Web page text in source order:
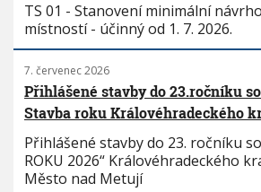
TS 01 - Stanovení minimální
místností - účinný od 1. 7. 2026.
7. červenec 2026
Přihlášené stavby do 23.ročníku
Stavba roku Královéhradeckého
Přihlášené stavby do 23. ročníku
ROKU 2026“ Královéhradeckého
Město nad Metují